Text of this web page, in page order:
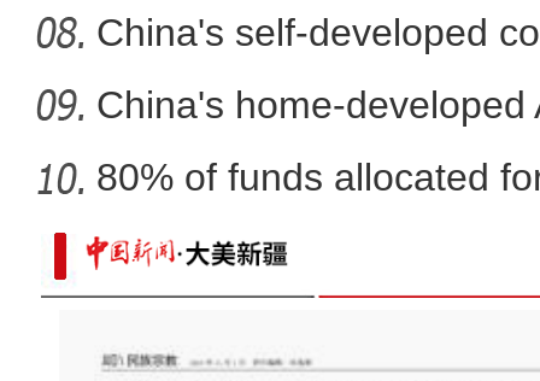
新疆沙雅县举办第二届浙阿
fli
China's self-developed
co
China's home-
80% of funds allocated